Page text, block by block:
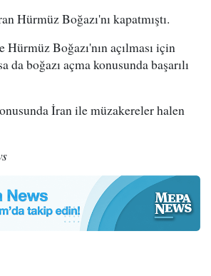
Hürmüz Boğazı'nı kapatmıştı.
Boğazı'nın açılması için
da boğazı açma konusunda başarılı
İran ile müzakereler halen